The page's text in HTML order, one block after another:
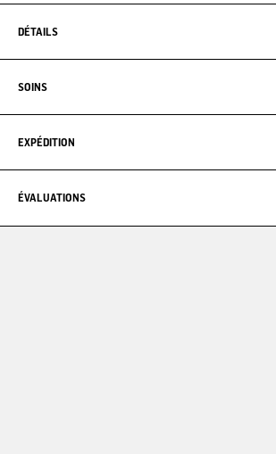
DÉTAILS
SOINS
EXPÉDITION
ÉVALUATIONS